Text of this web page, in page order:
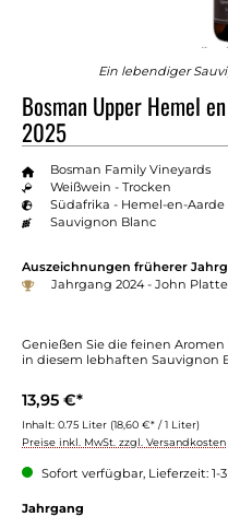
Ein lebendiger
Bosman Upper Hemel
2025
Bosman Family Vineyards
Weißwein - Trocken
Südafrika - Hemel-en-Aarde
Sauvignon Blanc
Auszeichnungen früherer
Jahrgang 2024 - John
Genießen Sie die feinen
in diesem lebhaften Sauvignon
13,95 €*
Inhalt: 0.75 Liter (18,60 €* / 1 Liter)
Preise inkl. MwSt. zzgl. Versandkosten
Sofort verfügbar, Lieferzeit: 1-
Jahrgang